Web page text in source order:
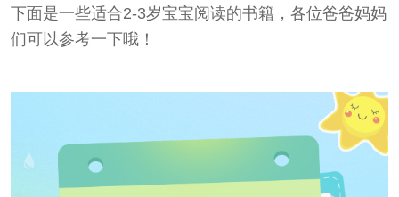
线
测
评
养
体
托
育
在
下面是一些适合2-3岁宝宝阅读的书籍，各位爸爸妈妈
们可以参考一下哦！